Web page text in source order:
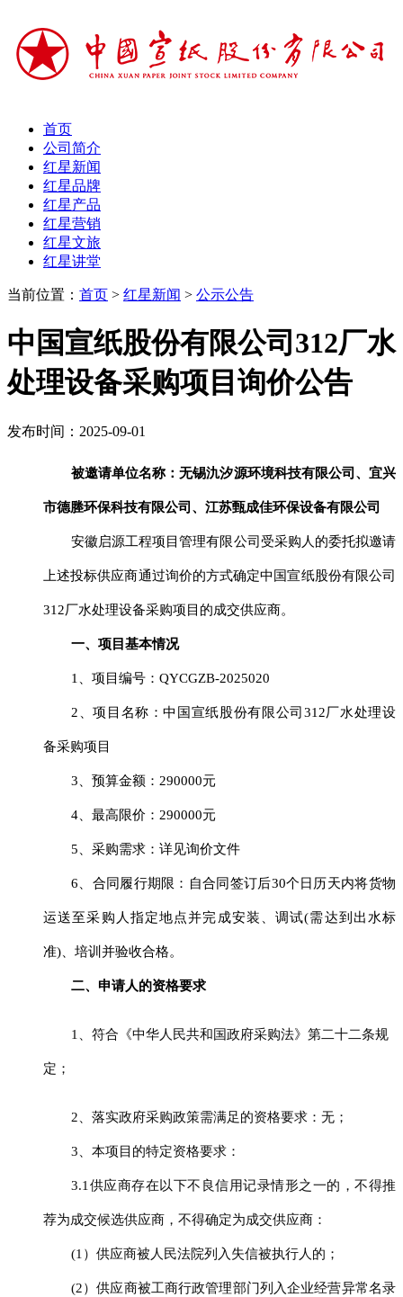
首页
公司简介
红星新闻
红星品牌
红星产品
红星营销
红星文旅
红星讲堂
当前位置： 首页 > 红星新闻 > 公示公告
中国宣纸股份有限公司312厂水
处理设备采购项目询价公告
发布时间：2025-09-01
被邀请单位名称：无锡氿汐源环境科技有限公司 、宜兴
市德塍环保科技有限公司、江苏甄成佳环保设备有限公司
安徽启源工程项目管理有限公司受采购人的委托拟邀请
上述投标供应商通过询价的方式确定中国宣纸股份有限公司
312厂水处理设备采购项目 的成交供应商。
一、项目基本情况
1、项目编号： QYCGZB-2025020
2、项目名称：中国 宣纸股份有限公司 312厂水处理设
备采购项目
3、预算金额： 290000元
4、最高限价： 290000元
5、采购需求：详见询价文件
6、合同履行期限： 自合同签订后30个日历天内将货物
运送至采购人指定地点并完成安装、调试(需达到出水标
准)、培训并验收合格。
二、申请人的资格要求
1、符合《中华人民共和国政府采购法》第二十二条规
定；
2、落实政府采购政策需满足的资格要求：无；
3、本项目的特定资格要求：
3.1供应商存在以下不良信用记录情形之一的，不得推
荐为成交候选供应商，不得确定为成交供应商：
(1）供应商被人民法院列入失信被执行人的；
(2）供应商被工商行政管理部门列入企业经营异常名录